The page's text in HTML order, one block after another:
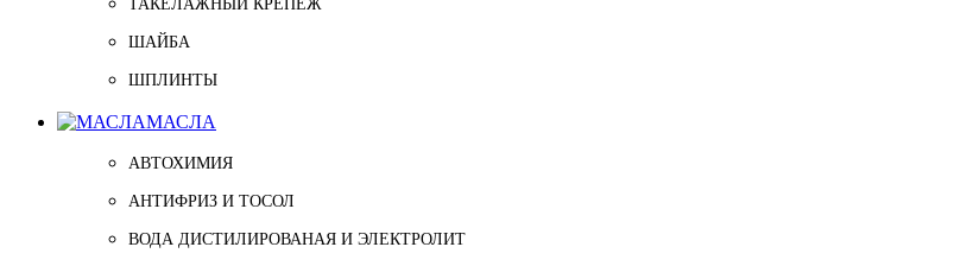
ТАКЕЛАЖНЫЙ КРЕПЁЖ
ШАЙБА
ШПЛИНТЫ
МАСЛА
АВТОХИМИЯ
АНТИФРИЗ И ТОСОЛ
ВОДА ДИСТИЛИРОВАНАЯ И ЭЛЕКТРОЛИТ